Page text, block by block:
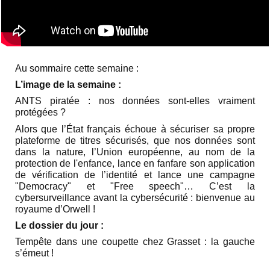
Au sommaire cette semaine :
L’image de la semaine :
ANTS piratée : nos données sont-elles vraiment
protégées ?
Alors que l’État français échoue à sécuriser sa propre
plateforme de titres sécurisés, que nos données sont
dans la nature, l’Union européenne, au nom de la
protection de l'enfance, lance en fanfare son application
de vérification de l’identité et lance une campagne
"Democracy" et "Free speech"… C’est la
cybersurveillance avant la cybersécurité : bienvenue au
royaume d’Orwell !
Le dossier du jour :
Tempête dans une coupette chez Grasset : la gauche
s’émeut !